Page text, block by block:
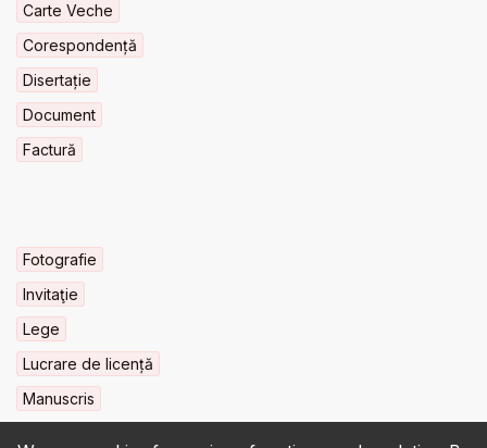
Carte Veche
Corespondență
Disertație
Document
Factură
Fotografie
Invitaţie
Lege
Lucrare de licență
Manuscris